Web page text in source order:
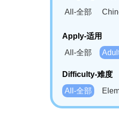
All-全部
Bahasa
Swahili(SW)-
Apply-适用
All-全部
Difficulty-难度
All-全部